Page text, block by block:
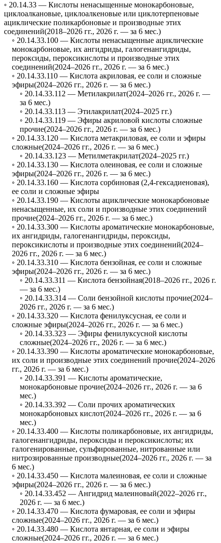
◦ 20.14.33 — Кислоты ненасыщенные монокарбоновые,
циклоалкановые, циклоалкеновые или циклотерпеновые
ациклические поликарбоновые и производные этих
соединений(2018–2026 гг., 2026 г. — за 6 мес.)
◦ 20.14.33.100 — Кислоты ненасыщенные ациклические
монокарбоновые, их ангидриды, галогенангидриды,
пероксиды, пероксикислоты и производные этих
соединений(2024–2026 гг., 2026 г. — за 6 мес.)
◦ 20.14.33.110 — Кислота акриловая, ее соли и сложные
эфиры(2024–2026 гг., 2026 г. — за 6 мес.)
◦ 20.14.33.112 — Метилакрилат(2024–2026 гг., 2026 г. —
за 6 мес.)
◦ 20.14.33.113 — Этилакрилат(2024–2025 гг.)
◦ 20.14.33.119 — Эфиры акриловой кислоты сложные
прочие(2024–2026 гг., 2026 г. — за 6 мес.)
◦ 20.14.33.120 — Кислота метакриловая, ее соли и эфиры
сложные(2024–2026 гг., 2026 г. — за 6 мес.)
◦ 20.14.33.123 — Метилметакрилат(2024–2025 гг.)
◦ 20.14.33.130 — Кислота олеиновая, ее соли и сложные
эфиры(2024–2026 гг., 2026 г. — за 6 мес.)
◦ 20.14.33.160 — Кислота сорбиновая (2,4-гексадиеновая),
ее соли и сложные эфиры
◦ 20.14.33.190 — Кислоты ациклические монокарбоновые
ненасыщенные, их соли и производные этих соединений
прочие(2024–2026 гг., 2026 г. — за 6 мес.)
◦ 20.14.33.300 — Кислоты ароматические монокарбоновые,
их ангидриды, галогенангидриды, пероксиды,
пероксикислоты и производные этих соединений(2024–
2026 гг., 2026 г. — за 6 мес.)
◦ 20.14.33.310 — Кислота бензойная, ее соли и сложные
эфиры(2024–2026 гг., 2026 г. — за 6 мес.)
◦ 20.14.33.311 — Кислота бензойная(2018–2026 гг., 2026 г.
— за 6 мес.)
◦ 20.14.33.314 — Соли бензойной кислоты прочие(2024–
2026 гг., 2026 г. — за 6 мес.)
◦ 20.14.33.320 — Кислота фенилуксусная, ее соли и
сложные эфиры(2024–2026 гг., 2026 г. — за 6 мес.)
◦ 20.14.33.323 — Эфиры фенилуксусной кислоты
сложные(2024–2026 гг., 2026 г. — за 6 мес.)
◦ 20.14.33.390 — Кислоты ароматические монокарбоновые,
их соли и производные этих соединений прочие(2024–2026
гг., 2026 г. — за 6 мес.)
◦ 20.14.33.391 — Кислоты ароматические,
монокарбоновые прочие(2024–2026 гг., 2026 г. — за 6
мес.)
◦ 20.14.33.392 — Соли прочих ароматических
монокарбоновых кислот(2024–2026 гг., 2026 г. — за 6
мес.)
◦ 20.14.33.400 — Кислоты поликарбоновые, их ангидриды,
галогенангидриды, пероксиды и пероксикислоты; их
галогенированные, сульфированные, нитрованные или
нитрозированные производные(2024–2026 гг., 2026 г. — за
6 мес.)
◦ 20.14.33.450 — Кислота малеиновая, ее соли и сложные
эфиры(2024–2026 гг., 2026 г. — за 6 мес.)
◦ 20.14.33.452 — Ангидрид малеиновый(2022–2026 гг.,
2026 г. — за 6 мес.)
◦ 20.14.33.470 — Кислота фумаровая, ее соли и эфиры
сложные(2024–2026 гг., 2026 г. — за 6 мес.)
◦ 20.14.33.480 — Кислота янтарная, ее соли и эфиры
сложные(2024–2026 гг., 2026 г. — за 6 мес.)